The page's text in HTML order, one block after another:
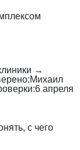
→
Михаил
6 апреля
с чего